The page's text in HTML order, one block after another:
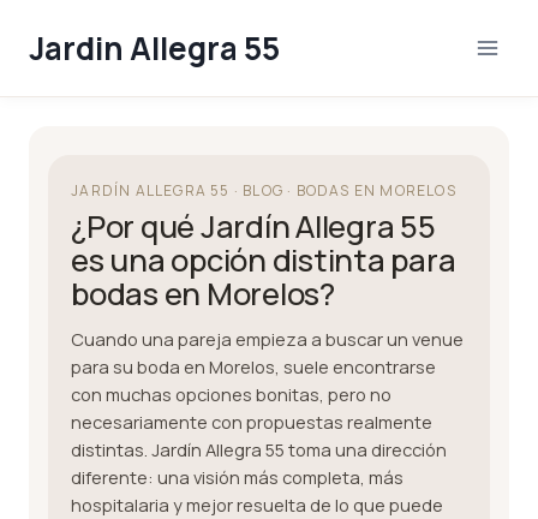
Jardin Allegra 55
JARDÍN ALLEGRA 55 · BLOG · BODAS EN MORELOS
¿Por qué Jardín Allegra 55
es una opción distinta para
bodas en Morelos?
Cuando una pareja empieza a buscar un venue
para su boda en Morelos, suele encontrarse
con muchas opciones bonitas, pero no
necesariamente con propuestas realmente
distintas. Jardín Allegra 55 toma una dirección
diferente: una visión más completa, más
hospitalaria y mejor resuelta de lo que puede